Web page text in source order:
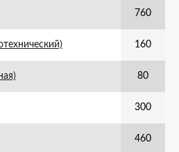
760
160
80
300
460